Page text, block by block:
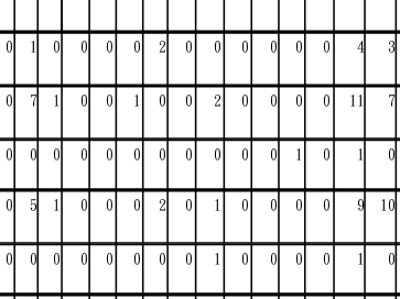
0 0 0 4
0
0 3
1 0 2 0 0 0 0 0
0 1 0 11
0
0 7
7 1 0 0 2 0 0 0
0 0 0 1
0
0 0
0 0 0 0 0 0 0 1
0 1 0 9
0
0 10
5 0 2 0 1 0 0 0
0 0 0 1
0
0 0
0 0 0 0 1 0 0 0